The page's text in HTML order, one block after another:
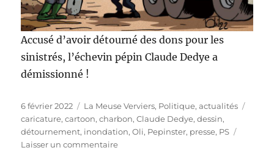
Accusé d’avoir détourné des dons pour les
sinistrés, l’échevin pépin Claude Dedye a
démissionné !
Publié
le
6 février 2022 Catégories
La Meuse Verviers, Politique, actualités
caricature,cartoon,charbon,Claude Dedye,dessin,
détournement, inondation,Oli, Pepinster, presse, PS
Laisser un commentairesur